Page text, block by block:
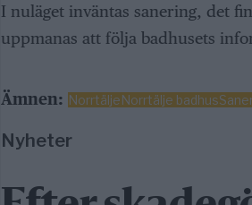
I nuläget inväntas sanering, det
uppmanas att följa badhusets
Ämnen: NorrtäljeNorrtälje badhus
Nyheter